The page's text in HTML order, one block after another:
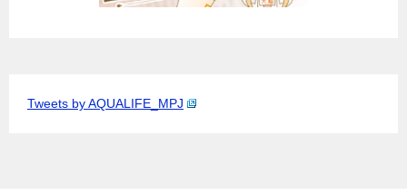
Tweets by AQUALIFE_MPJ